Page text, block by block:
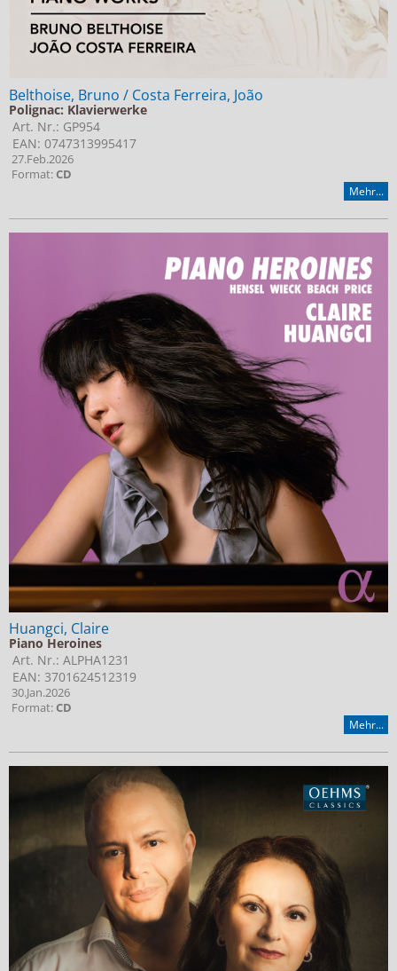
Belthoise, Bruno / Costa Ferreira, João
Polignac: Klavierwerke
Art. Nr.: GP954
EAN: 0747313995417
27.Feb.2026
Format:CD
Mehr...
Huangci, Claire
Piano Heroines
Art. Nr.: ALPHA1231
EAN: 3701624512319
30.Jan.2026
Format:CD
Mehr...